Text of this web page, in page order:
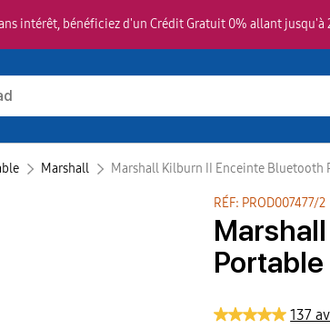
intérêt, bénéficiez d'un Crédit Gratuit 0% allant jusqu'à
Marshall‎ Marshall Kilburn II Enceinte Bluetooth
RÉF: PROD007477/2
137